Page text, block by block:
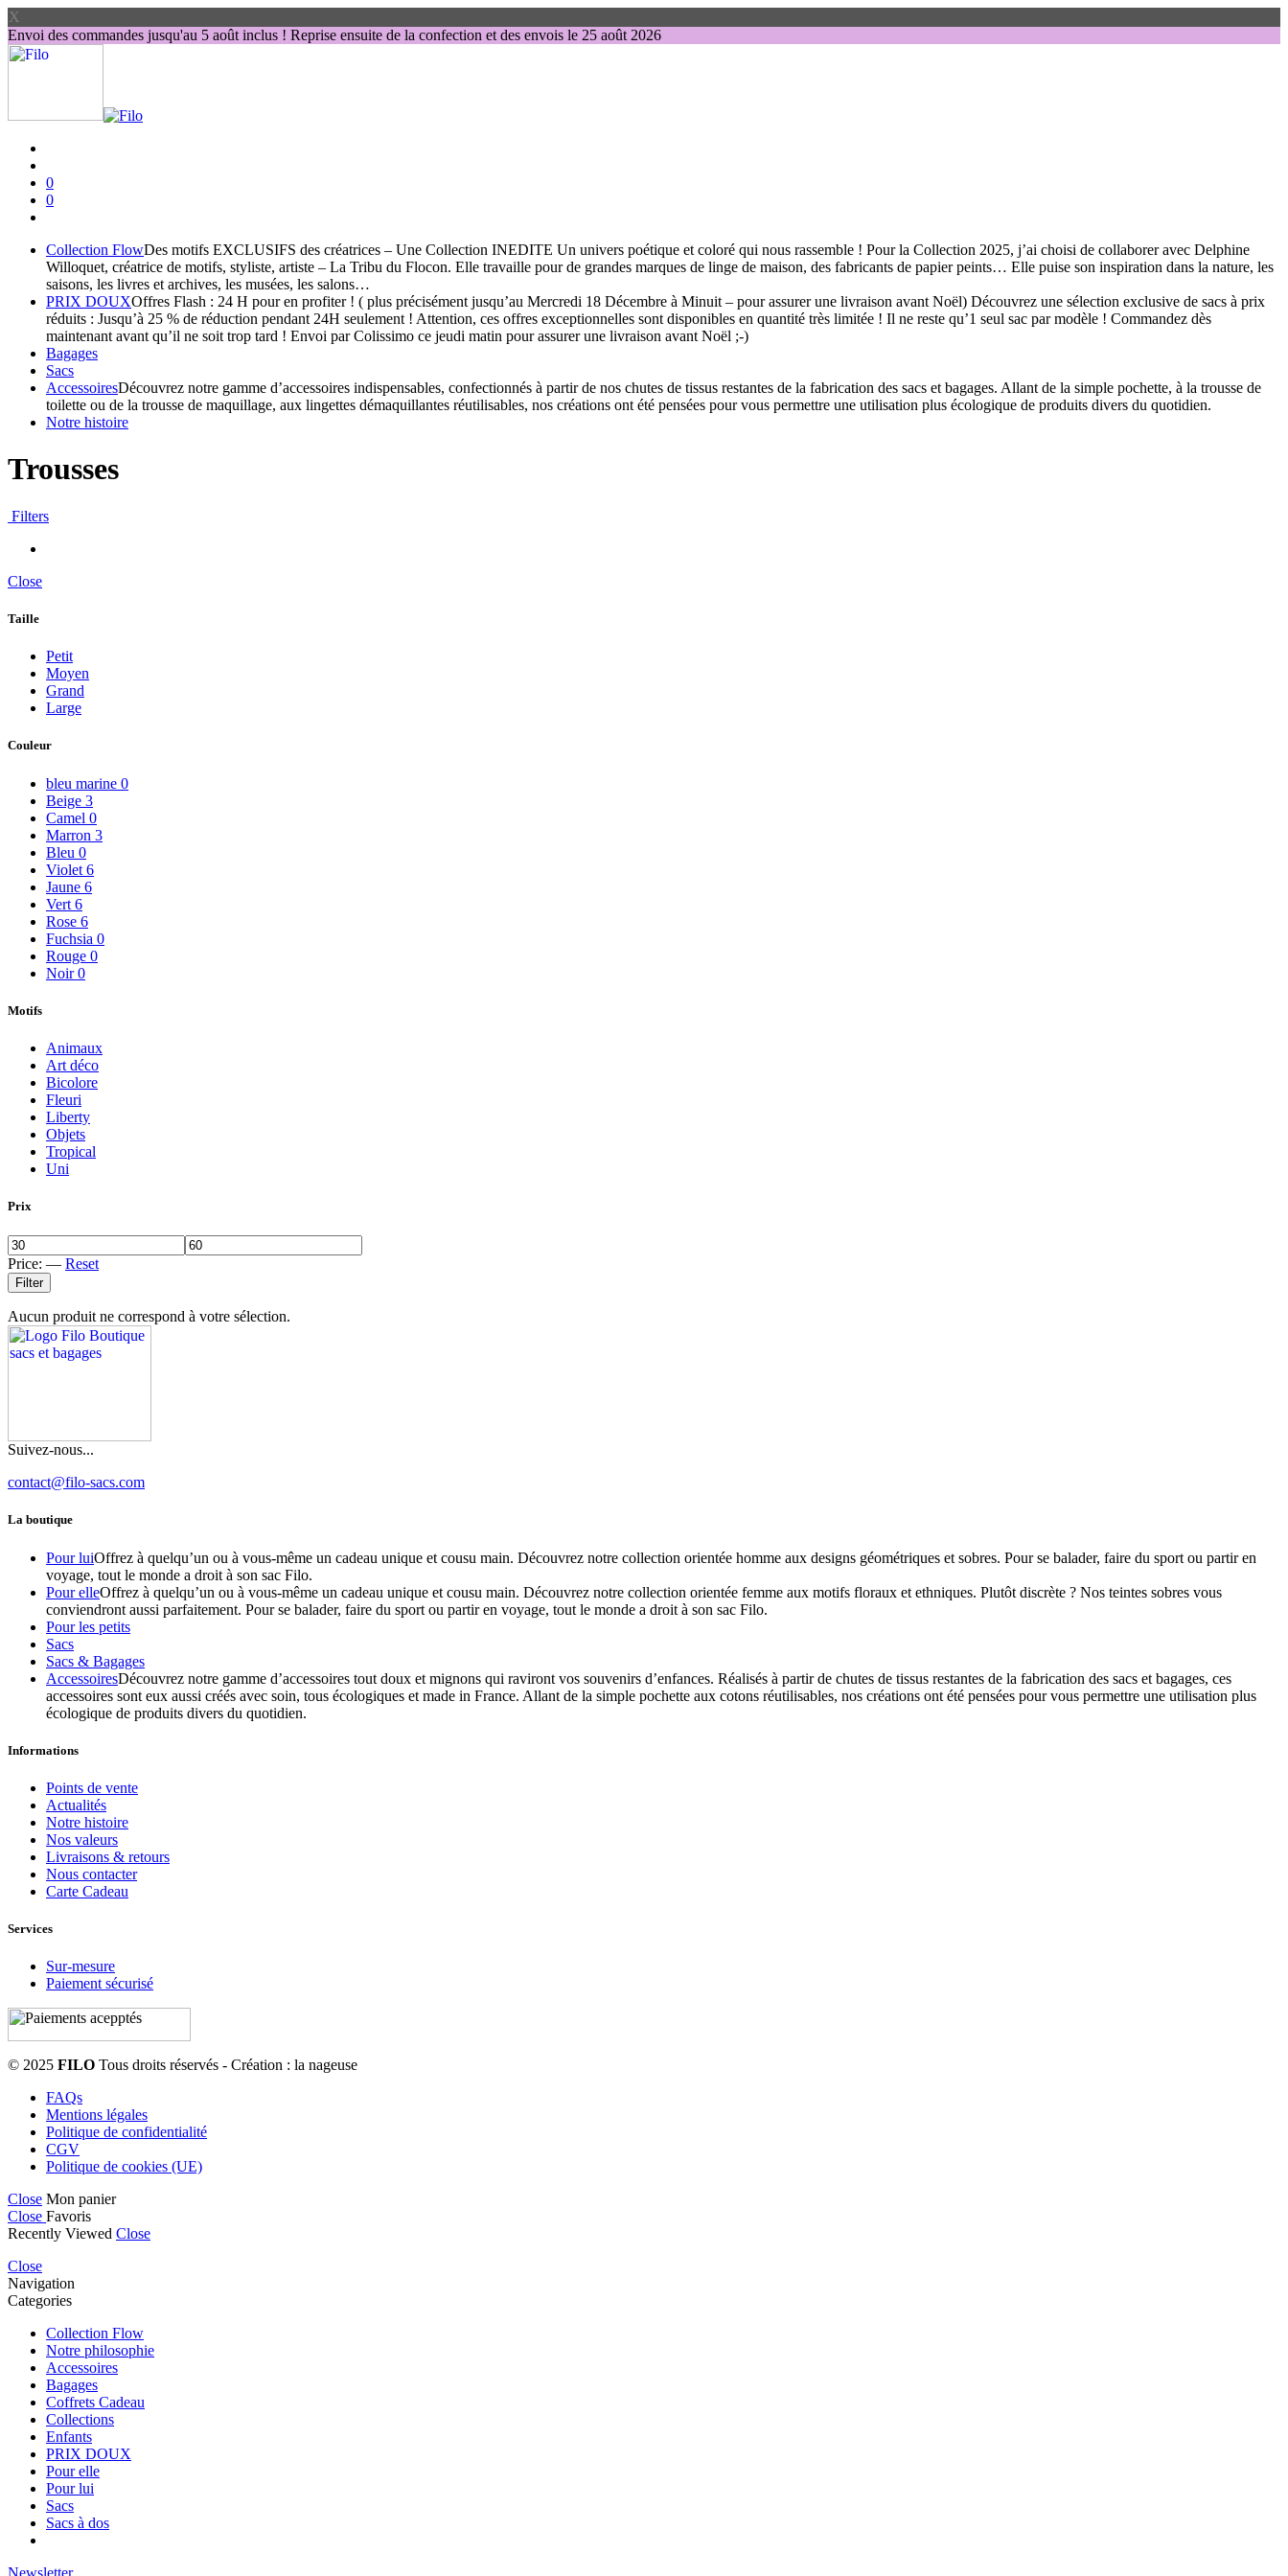
X
Envoi des commandes jusqu'au 5 août inclus ! Reprise ensuite de la confection et des envois le 25 août 2026
0
0
Collection FlowDes motifs EXCLUSIFS des créatrices – Une Collection INEDITE Un univers poétique et coloré qui nous rassemble ! Pour la Collection 2025, j’ai choisi de collaborer avec Delphine
Willoquet, créatrice de motifs, styliste, artiste – La Tribu du Flocon. Elle travaille pour de grandes marques de linge de maison, des fabricants de papier peints… Elle puise son inspiration dans la nature, les
saisons, les livres et archives, les musées, les salons…
PRIX DOUXOffres Flash : 24 H pour en profiter ! ( plus précisément jusqu’au Mercredi 18 Décembre à Minuit – pour assurer une livraison avant Noël) Découvrez une sélection exclusive de sacs à prix
réduits : Jusqu’à 25 % de réduction pendant 24H seulement ! Attention, ces offres exceptionnelles sont disponibles en quantité très limitée ! Il ne reste qu’1 seul sac par modèle ! Commandez dès
maintenant avant qu’il ne soit trop tard ! Envoi par Colissimo ce jeudi matin pour assurer une livraison avant Noël ;-)
Bagages
Sacs
AccessoiresDécouvrez notre gamme d’accessoires indispensables, confectionnés à partir de nos chutes de tissus restantes de la fabrication des sacs et bagages. Allant de la simple pochette, à la trousse de
toilette ou de la trousse de maquillage, aux lingettes démaquillantes réutilisables, nos créations ont été pensées pour vous permettre une utilisation plus écologique de produits divers du quotidien.
Notre histoire
Trousses
Filters
Close
Taille
Petit
Moyen
Grand
Large
Couleur
bleu marine 0
Beige 3
Camel 0
Marron 3
Bleu 0
Violet 6
Jaune 6
Vert 6
Rose 6
Fuchsia 0
Rouge 0
Noir 0
Motifs
Animaux
Art déco
Bicolore
Fleuri
Liberty
Objets
Tropical
Uni
Prix
Price: — Reset
Filter
Aucun produit ne correspond à votre sélection.
Suivez-nous...
contact@filo-sacs.com
La boutique
Pour luiOffrez à quelqu’un ou à vous-même un cadeau unique et cousu main. Découvrez notre collection orientée homme aux designs géométriques et sobres. Pour se balader, faire du sport ou partir en
voyage, tout le monde a droit à son sac Filo.
Pour elleOffrez à quelqu’un ou à vous-même un cadeau unique et cousu main. Découvrez notre collection orientée femme aux motifs floraux et ethniques. Plutôt discrète ? Nos teintes sobres vous
conviendront aussi parfaitement. Pour se balader, faire du sport ou partir en voyage, tout le monde a droit à son sac Filo.
Pour les petits
Sacs
Sacs & Bagages
AccessoiresDécouvrez notre gamme d’accessoires tout doux et mignons qui raviront vos souvenirs d’enfances. Réalisés à partir de chutes de tissus restantes de la fabrication des sacs et bagages, ces
accessoires sont eux aussi créés avec soin, tous écologiques et made in France. Allant de la simple pochette aux cotons réutilisables, nos créations ont été pensées pour vous permettre une utilisation plus
écologique de produits divers du quotidien.
Informations
Points de vente
Actualités
Notre histoire
Nos valeurs
Livraisons & retours
Nous contacter
Carte Cadeau
Services
Sur-mesure
Paiement sécurisé
© 2025 FILO Tous droits réservés - Création : la nageuse
FAQs
Mentions légales
Politique de confidentialité
CGV
Politique de cookies (UE)
Close Mon panier
Close Favoris
Recently Viewed Close
Close
Navigation
Categories
Collection Flow
Notre philosophie
Accessoires
Bagages
Coffrets Cadeau
Collections
Enfants
PRIX DOUX
Pour elle
Pour lui
Sacs
Sacs à dos